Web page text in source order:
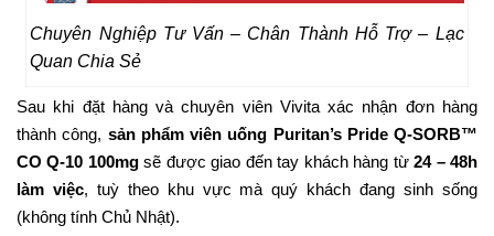
Chuyên Nghiệp Tư Vấn – Chân Thành Hỗ Trợ – Lạc
Quan Chia Sẻ
Sau khi đặt hàng và chuyên viên Vivita xác nhận đơn hàng
thành công, sản phẩm viên uống Puritan’s Pride Q-SORB™
CO Q-10 100mgsẽ được giao đến tay khách hàng từ24 – 48h
làm việc, tuỳ theo khu vực mà quý khách đang sinh sống
(không tính Chủ Nhật).